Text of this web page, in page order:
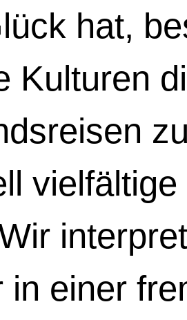
hat,
Kulturen
in einer